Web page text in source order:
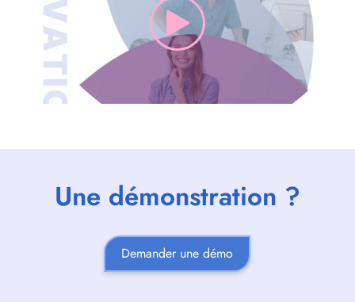
Une démonstration ?
Demander une démo